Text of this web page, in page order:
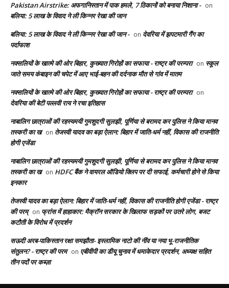
Pakistan Airstrike: अफगानिस्तान में पाक हमले, 7 ठिकानों को बनाया निशाना - on
बलिया: 5 लाख के विवाद ने ली किन्नर रेखा की जान
बलिया: 5 लाख के विवाद ने ली किन्नर रेखा की जान - on देवरिया में झपटमारी गैंग का
पर्दाफाश
नक्सलियों के खात्मे की ओर बिहार, कुख्यात गिरोहों का सफाया - राष्ट्र की परम्परा on स्कूल
जाते समय कंबाइन की चपेट में आए भाई-बहन की दर्दनाक मौत से गांव में मातम
नक्सलियों के खात्मे की ओर बिहार, कुख्यात गिरोहों का सफाया - राष्ट्र की परम्परा on
देवरिया की बेटी पल्लवी राय ने रचा इतिहास
नाबालिग छात्राओं की रहस्यमयी गुमशुदगी सुलझी, पूर्णिया से बरामद कर पुलिस ने किया मानव
तस्करी का ख on तेजस्वी यादव का बड़ा ऐलान: बिहार में जाति-धर्म नहीं, विकास की राजनीति
होगी एजेंडा
नाबालिग छात्राओं की रहस्यमयी गुमशुदगी सुलझी, पूर्णिया से बरामद कर पुलिस ने किया मानव
तस्करी का ख on HDFC बैंक ने वायरल ऑडियो क्लिप पर दी सफाई, कर्मचारी होने से किया
इनकार
तेजस्वी यादव का बड़ा ऐलान: बिहार में जाति-धर्म नहीं, विकास की राजनीति होगी एजेंडा - राष्ट्र
की परम् on फ्रांस में हाहाकार: मैक्रॉन सरकार के खिलाफ सड़कों पर उतरे लोग, बजट
कटौती के विरोध में प्रदर्शन
सऊदी अरब-पाकिस्तान रक्षा समझौता- इस्लामिक नाटो की नींव या नया भू-राजनीतिक
संतुलन? - राष्ट्र की परम on एबीवीपी का डीयू चुनाव में धमाकेदार प्रदर्शन, अध्यक्ष सहित
तीन पदों पर कब्ज़ा